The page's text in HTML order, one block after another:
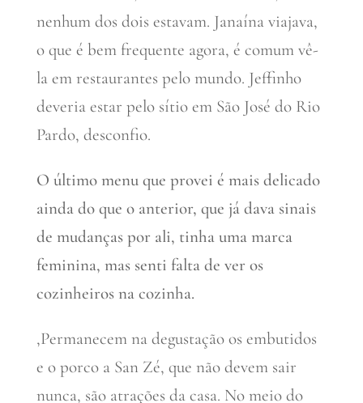
nenhum dos dois estavam. Janaína viajava,
o que é bem frequente agora, é comum vê-
la em restaurantes pelo mundo. Jeffinho
deveria estar pelo sítio em São José do Rio
Pardo, desconfio.
O último menu que provei é mais delicado
ainda do que o anterior, que já dava sinais
de mudanças por ali, tinha uma marca
feminina, mas senti falta de ver os
cozinheiros na cozinha.
,Permanecem na degustação os embutidos
e o porco a San Zé, que não devem sair
nunca, são atrações da casa. No meio do